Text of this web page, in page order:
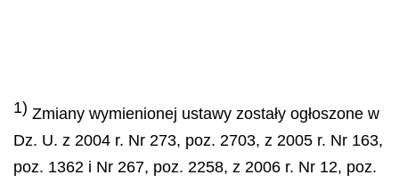
1) Zmiany wymienionej ustawy zostały ogłoszone w
Dz. U. z 2004 r. Nr 273, poz. 2703, z 2005 r. Nr 163,
poz. 1362 i Nr 267, poz. 2258, z 2006 r. Nr 12, poz.